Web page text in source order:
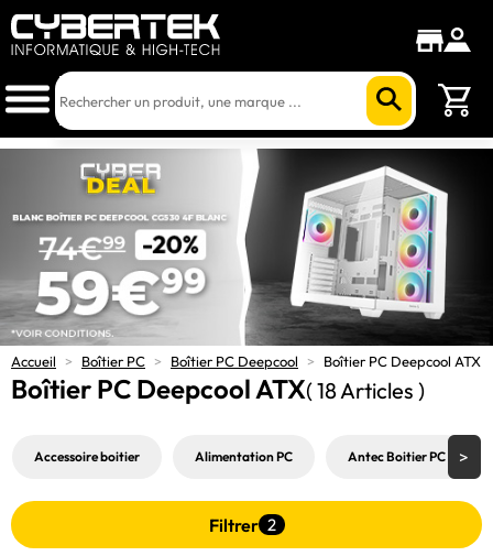
Accueil > Boîtier PC > Boîtier PC Deepcool > Boîtier PC Deepcool ATX
Boîtier PC Deepcool ATX( 18 Articles )
Accessoire boitier Alimentation PC Antec Boitier PC
Filtrer 2